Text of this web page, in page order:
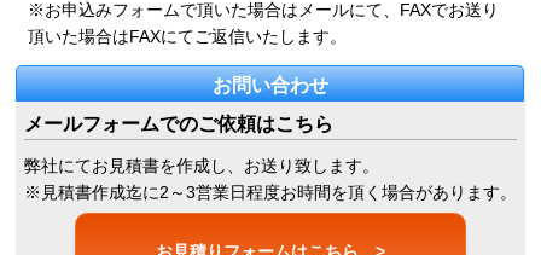
※お申込みフォームで頂いた場合はメールにて、FAXでお送り
頂いた場合はFAXにてご返信いたします。
お問い合わせ
メールフォームでのご依頼はこちら
弊社にてお見積書を作成し、お送り致します。
※見積書作成迄に2～3営業日程度お時間を頂く場合があります。
お見積りフォームはこちら >